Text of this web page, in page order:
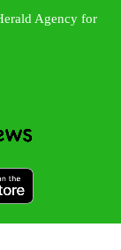
Agency for